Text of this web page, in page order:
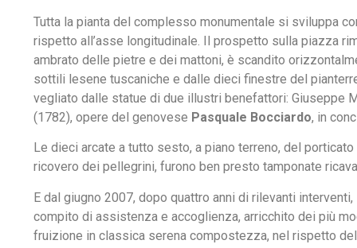
Tutta la pianta del complesso monumentale si sviluppa
rispetto all’asse longitudinale. Il prospetto sulla piazza
ambrato delle pietre e dei mattoni, è scandito
sottili lesene tuscaniche e dalle dieci finestre del
vegliato dalle statue di due illustri benefattori: Giuseppe
(1782), opere del genovese Pasquale Bocciardo, in
Le dieci arcate a tutto sesto, a piano terreno, del
ricovero dei pellegrini, furono ben presto tamponate
E dal giugno 2007, dopo quattro anni di rilevanti
compito di assistenza e accoglienza, arricchito dei più
fruizione in classica serena compostezza, nel rispetto